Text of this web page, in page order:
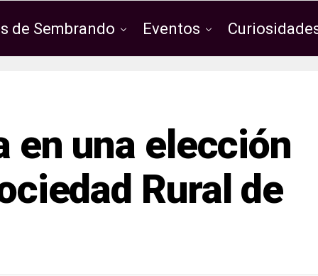
de Sembrando Eventos
en una elección
Rural de